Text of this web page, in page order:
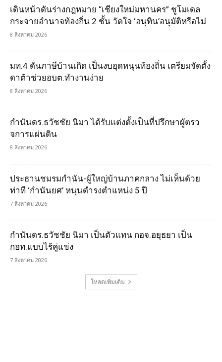
เดินหน้าดันร่างกฎหมาย “เชียงใหม่มหานคร” ชูโมเดล
กระจายอำนาจท้องถิ่น 2 ชั้น วัดใจ ‘อนุทิน’อนุมัติหรือไม่
8 สิงหาคม 2026
มท.4 ดันภาษีบ้านเกิด เป็นงบอุดหนุนท้องถิ่น เตรียมจัดตั้ง
ดาต้าช่วยอบต.ทำงานง่าย
8 สิงหาคม 2026
กำนันดร.ธวัชชัย นิมา ได้รับแต่งตั้งเป็นที่ปรึกษาผูัตรว
จการแผ่นดิน
8 สิงหาคม 2026
ประธานชมรมกำนัน-ผู้ใหญ่บ้านภาคกลาง ไม่เห็นด้วย
ท่าที ‘กำนันยศ’ หนุนดำรงตำแหน่ง 5 ปี
7 สิงหาคม 2026
กำนันดร.ธวัชชัย นิมา เป็นตัวแทน กอจ.อยุธยา เป็น
กอท.แบบไร้คู่แข่ง
7 สิงหาคม 2026
โหลดเพิ่มเติม